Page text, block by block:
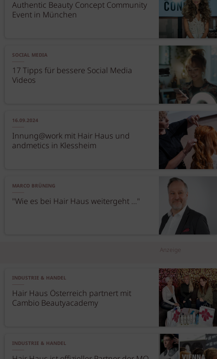
Authentic Beauty Concept Community
Event in München
SOCIAL MEDIA
17 Tipps für bessere Social Media
Videos
16.09.2024
Innung@work mit Hair Haus und
andmetics in Klessheim
MARCO BRÜNING
"Wie es bei Hair Haus weitergeht …"
Anzeige
INDUSTRIE & HANDEL
Hair Haus Österreich partnert mit
Cambio Beautyacademy
INDUSTRIE & HANDEL